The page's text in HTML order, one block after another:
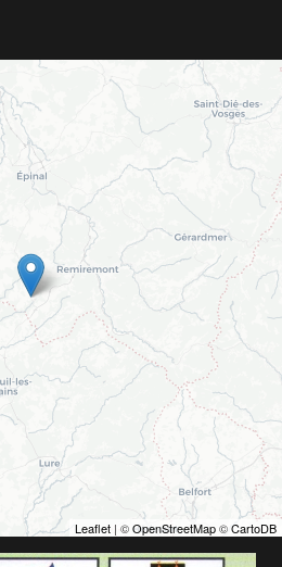
Leaflet | ©OpenStreetMap©CartoDB